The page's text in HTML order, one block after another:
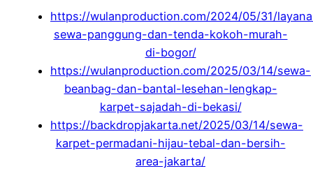
https://wulanproduction.com/2024/05/31/
sewa-panggung-dan-tenda-kokoh-murah-
di-bogor/
https://wulanproduction.com/2025/03/14/sewa-
beanbag-dan-bantal-lesehan-lengkap-
karpet-sajadah-di-bekasi/
https://backdropjakarta.net/2025/03/14/sewa-
karpet-permadani-hijau-tebal-dan-bersih-
area-jakarta/